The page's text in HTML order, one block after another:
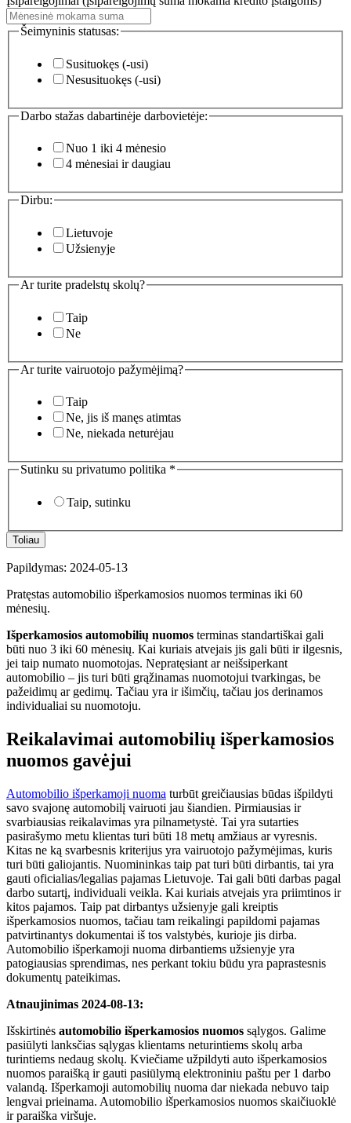
Šeimyninis statusas:
Susituokęs (-usi)
Nesusituokęs (-usi)
Darbo stažas dabartinėje darbovietėje:
Nuo 1 iki 4 mėnesio
4 mėnesiai ir daugiau
Dirbu:
Lietuvoje
Užsienyje
Ar turite pradelstų skolų?
Taip
Ne
Ar turite vairuotojo pažymėjimą?
Taip
Ne, jis iš manęs atimtas
Ne, niekada neturėjau
Sutinku su privatumo politika *
Taip, sutinku
Toliau
Papildymas: 2024-05-13
Pratęstas automobilio išperkamosios nuomos terminas iki 60
mėnesių.
Išperkamosios automobilių nuomos terminas standartiškai gali
būti nuo 3 iki 60 mėnesių. Kai kuriais atvejais jis gali būti ir ilgesnis,
jei taip numato nuomotojas. Nepratęsiant ar neišsiperkant
automobilio – jis turi būti grąžinamas nuomotojui tvarkingas, be
pažeidimų ar gedimų. Tačiau yra ir išimčių, tačiau jos derinamos
individualiai su nuomotoju.
Reikalavimai automobilių išperkamosios
nuomos gavėjui
Automobilio išperkamoji nuoma turbūt greičiausias būdas išpildyti
savo svajonę automobilį vairuoti jau šiandien. Pirmiausias ir
svarbiausias reikalavimas yra pilnametystė. Tai yra sutarties
pasirašymo metu klientas turi būti 18 metų amžiaus ar vyresnis.
Kitas ne ką svarbesnis kriterijus yra vairuotojo pažymėjimas, kuris
turi būti galiojantis. Nuomininkas taip pat turi būti dirbantis, tai yra
gauti oficialias/legalias pajamas Lietuvoje. Tai gali būti darbas pagal
darbo sutartį, individuali veikla. Kai kuriais atvejais yra priimtinos ir
kitos pajamos. Taip pat dirbantys užsienyje gali kreiptis
išperkamosios nuomos, tačiau tam reikalingi papildomi pajamas
patvirtinantys dokumentai iš tos valstybės, kurioje jis dirba.
Automobilio išperkamoji nuoma dirbantiems užsienyje yra
patogiausias sprendimas, nes perkant tokiu būdu yra paprastesnis
dokumentų pateikimas.
Atnaujinimas 2024-08-13:
Išskirtinės automobilio išperkamosios nuomos sąlygos. Galime
pasiūlyti lanksčias sąlygas klientams neturintiems skolų arba
turintiems nedaug skolų. Kviečiame užpildyti auto išperkamosios
nuomos paraišką ir gauti pasiūlymą elektroniniu paštu per 1 darbo
valandą. Išperkamoji automobilių nuoma dar niekada nebuvo taip
lengvai prieinama. Automobilio išperkamosios nuomos skaičiuoklė
ir paraiška viršuje.